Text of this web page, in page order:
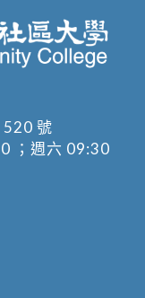
520 號
；週六 09:30